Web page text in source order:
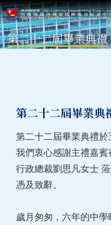
第二十二屆畢業典禮
第二十二屆畢業典
第二十二屆畢業典禮於
我們衷心感謝主禮嘉
行政總裁劉思凡女士
憑及致辭。
歲月匆匆，六年的中